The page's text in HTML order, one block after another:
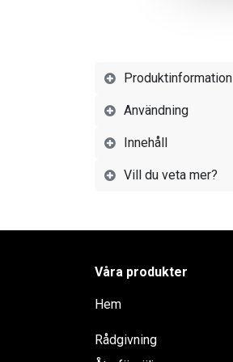
Produktinformation
Användning
Innehåll
Vill du veta mer?
Våra produkter
Hem
Rådgivning